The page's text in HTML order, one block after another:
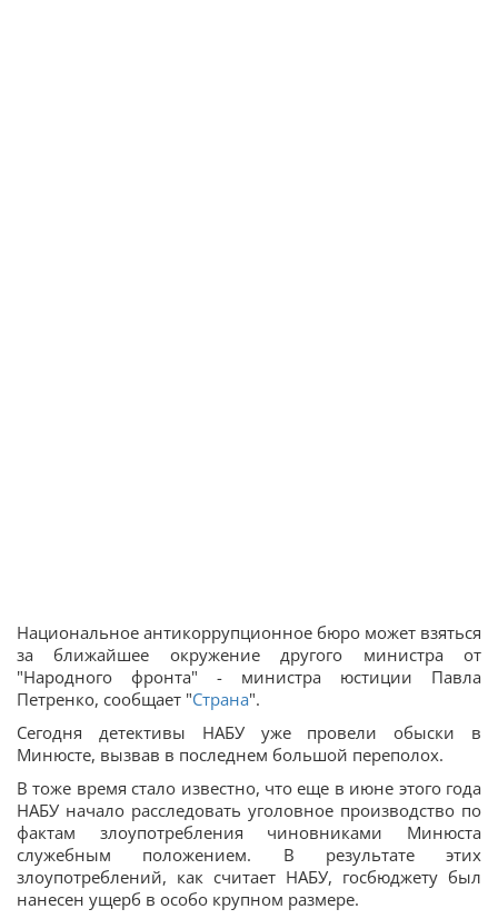
Национальное антикоррупционное бюро может взяться
за ближайшее окружение другого министра от
"Народного фронта" - министра юстиции Павла
Петренко, сообщает "Страна".
Сегодня детективы НАБУ уже провели обыски в
Минюсте, вызвав в последнем большой переполох.
В тоже время стало известно, что еще в июне этого года
НАБУ начало расследовать уголовное производство по
фактам злоупотребления чиновниками Минюста
служебным положением. В результате этих
злоупотреблений, как считает НАБУ, госбюджету был
нанесен ущерб в особо крупном размере.